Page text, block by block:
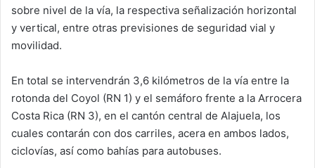
sobre nivel de la vía, la respectiva señalización horizontal
y vertical, entre otras previsiones de seguridad vial y
movilidad.
En total se intervendrán 3,6 kilómetros de la vía entre la
rotonda del Coyol (RN 1) y el semáforo frente a la Arrocera
Costa Rica (RN 3), en el cantón central de Alajuela, los
cuales contarán con dos carriles, acera en ambos lados,
ciclovías, así como bahías para autobuses.